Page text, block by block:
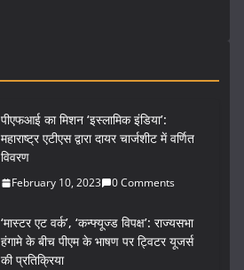
पीएफआई का मिशन ‘इस्लामिक इंडिया’:
महाराष्ट्र एटीएस द्वारा दायर चार्जशीट में वर्णित
विवरण
February 10, 2023 0 Comments
‘मास्टर एट वर्क’, ‘कन्फ्यूज्ड विपक्ष’: राज्यसभा
हंगामे के बीच पीएम के भाषण पर ट्विटर यूजर्स
की प्रतिक्रिया